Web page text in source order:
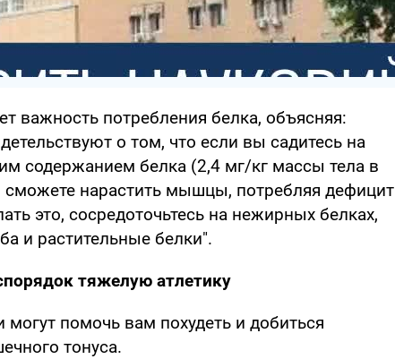
важность потребления белка, объясняя:
о том, что если вы садитесь на
содержанием белка (2,4 мг/кг массы тела в
нарастить мышцы, потребляя дефицит
это, сосредоточьтесь на нежирных белках,
и растительные белки".
тяжелую атлетику
помочь вам похудеть и добиться
тонуса.